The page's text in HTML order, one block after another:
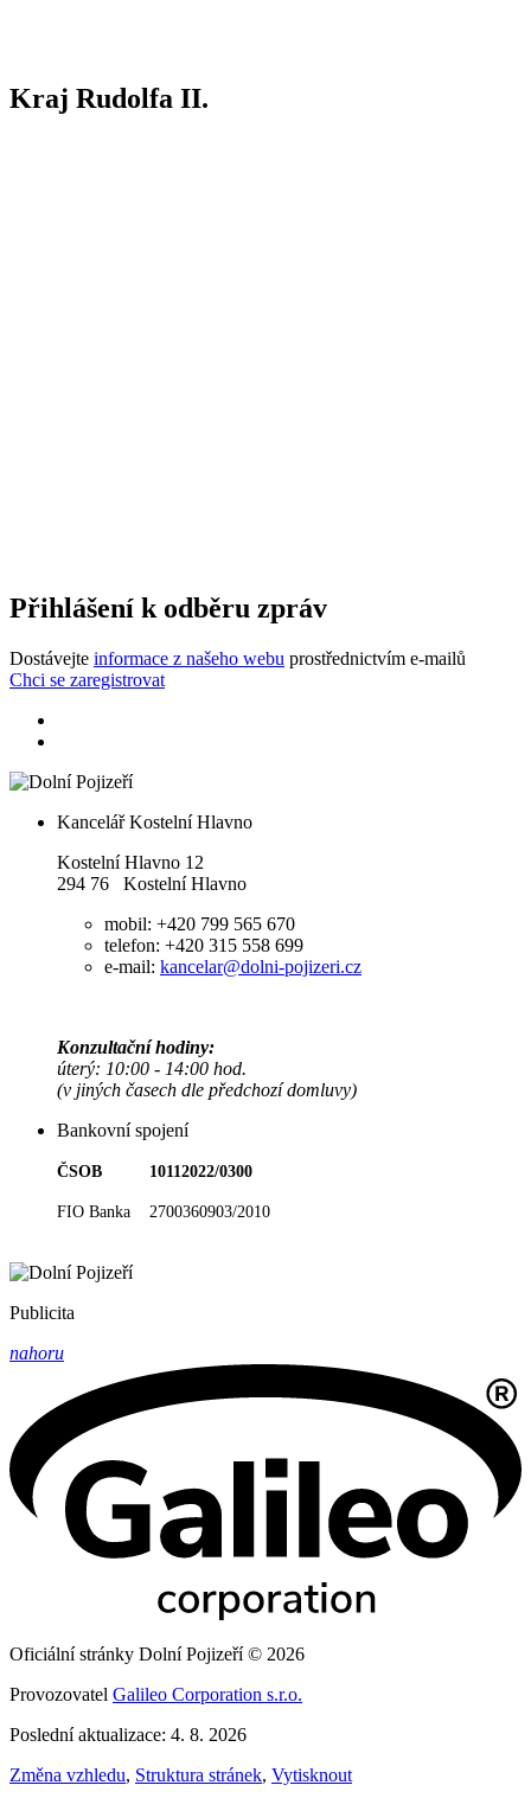
Kraj Rudolfa II.
Přihlášení k odběru zpráv
Dostávejte informace z našeho webu prostřednictvím e-mailů
Chci se zaregistrovat
Kancelář Kostelní Hlavno
Kostelní Hlavno 12
294 76 Kostelní Hlavno
mobil: +420 799 565 670
telefon: +420 315 558 699
e-mail: kancelar@dolni-pojizeri.cz
Konzultační hodiny:
úterý: 10:00 - 14:00 hod.
(v jiných časech dle předchozí domluvy)
Bankovní spojení
ČSOB 10112022/0300
FIO Banka 2700360903/2010
Publicita
nahoru
Oficiální stránky Dolní Pojizeří © 2026
Provozovatel Galileo Corporation s.r.o.
Poslední aktualizace: 4. 8. 2026
Změna vzhledu, Struktura stránek, Vytisknout